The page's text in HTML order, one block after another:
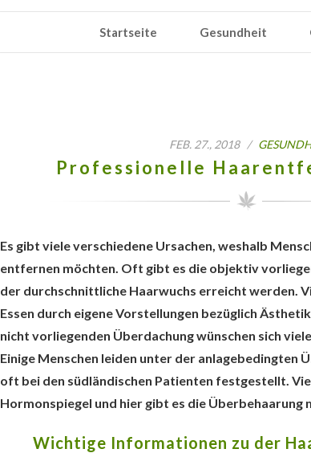
Startseite Gesundheit
FEB. 27., 2018 /
Professionelle
Es gibt viele verschiedene Ursachen, weshalb
entfernen möchten. Oft gibt es die objektiv
der durchschnittliche Haarwuchs erreicht werden.
Essen durch eigene Vorstellungen bezüglich
nicht vorliegenden Überdachung wünschen sich
Einige Menschen leiden unter der anlagebedingten
oft bei den südländischen Patienten festgestellt.
Hormonspiegel und hier gibt es die Überbehaarung
Wichtige Informationen zu der